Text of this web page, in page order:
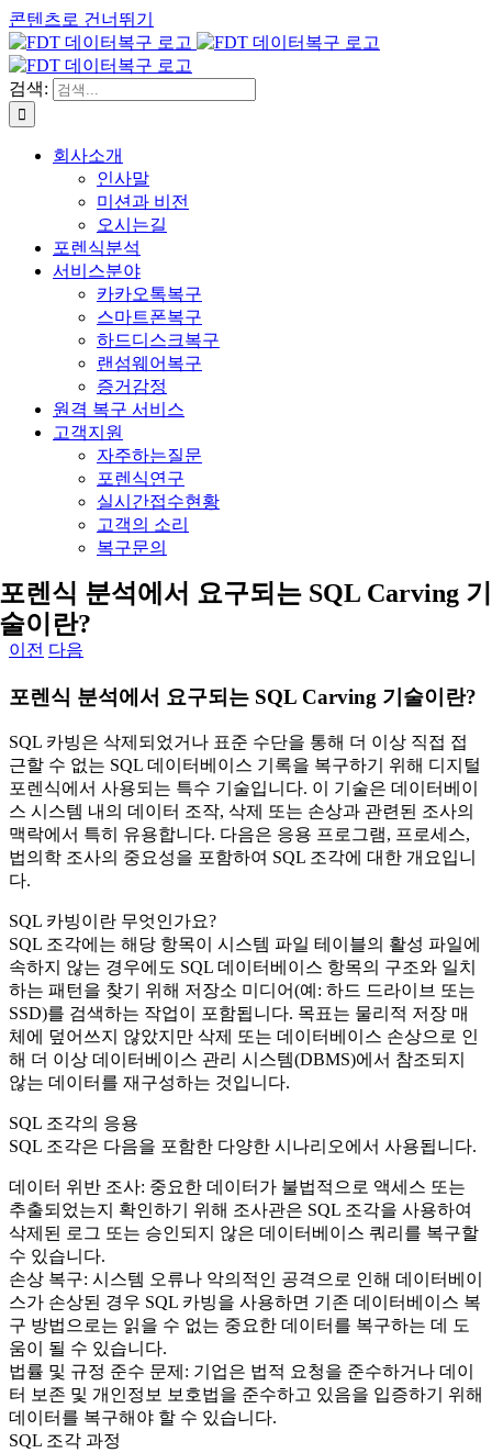
콘텐츠로 건너뛰기
검색:
회사소개
인사말
미션과 비전
오시는길
포렌식분석
서비스분야
카카오톡복구
스마트폰복구
하드디스크복구
랜섬웨어복구
증거감정
원격 복구 서비스
고객지원
자주하는질문
포렌식연구
실시간접수현황
고객의 소리
복구문의
포렌식 분석에서 요구되는 SQL Carving 기
술이란?
이전 다음
포렌식 분석에서 요구되는 SQL Carving 기술이란?
SQL 카빙은 삭제되었거나 표준 수단을 통해 더 이상 직접 접
근할 수 없는 SQL 데이터베이스 기록을 복구하기 위해 디지털
포렌식에서 사용되는 특수 기술입니다. 이 기술은 데이터베이
스 시스템 내의 데이터 조작, 삭제 또는 손상과 관련된 조사의
맥락에서 특히 유용합니다. 다음은 응용 프로그램, 프로세스,
법의학 조사의 중요성을 포함하여 SQL 조각에 대한 개요입니
다.
SQL 카빙이란 무엇인가요?
SQL 조각에는 해당 항목이 시스템 파일 테이블의 활성 파일에
속하지 않는 경우에도 SQL 데이터베이스 항목의 구조와 일치
하는 패턴을 찾기 위해 저장소 미디어(예: 하드 드라이브 또는
SSD)를 검색하는 작업이 포함됩니다. 목표는 물리적 저장 매
체에 덮어쓰지 않았지만 삭제 또는 데이터베이스 손상으로 인
해 더 이상 데이터베이스 관리 시스템(DBMS)에서 참조되지
않는 데이터를 재구성하는 것입니다.
SQL 조각의 응용
SQL 조각은 다음을 포함한 다양한 시나리오에서 사용됩니다.
데이터 위반 조사: 중요한 데이터가 불법적으로 액세스 또는
추출되었는지 확인하기 위해 조사관은 SQL 조각을 사용하여
삭제된 로그 또는 승인되지 않은 데이터베이스 쿼리를 복구할
수 있습니다.
손상 복구: 시스템 오류나 악의적인 공격으로 인해 데이터베이
스가 손상된 경우 SQL 카빙을 사용하면 기존 데이터베이스 복
구 방법으로는 읽을 수 없는 중요한 데이터를 복구하는 데 도
움이 될 수 있습니다.
법률 및 규정 준수 문제: 기업은 법적 요청을 준수하거나 데이
터 보존 및 개인정보 보호법을 준수하고 있음을 입증하기 위해
데이터를 복구해야 할 수 있습니다.
SQL 조각 과정